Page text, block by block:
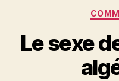
Le sexe